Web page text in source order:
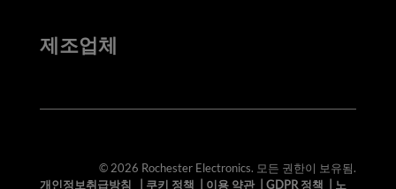
제조업체
© 2026 Rochester Electronics. 모든 권한이 보유됨.
개인정보취급방침
쿠키 정책 이용 약관| GDPR 정책
노